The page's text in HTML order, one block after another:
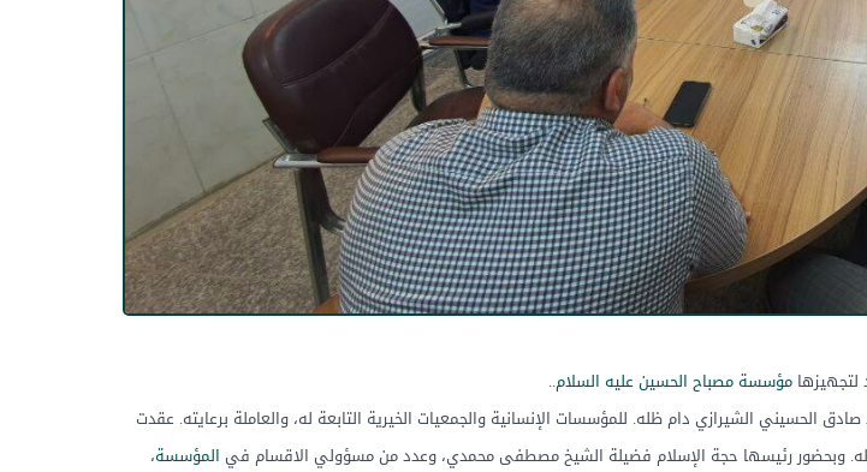
مؤسسة مصباح الحسين عليه السلام..
الحسيني الشيرازي دام ظله. للمؤسسات الإنسانية والجمعيات الخيرية التابعة له، والعاملة برعايته. عقدت
ظله. وبحضور رئيسها حجة الإسلام فضيلة الشيخ مصطفى محمدي، وعدد من مسؤولي الاقسام في المؤسسة،